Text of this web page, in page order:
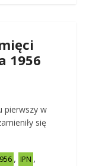
1956
pierwszy w
się
, IPN ,